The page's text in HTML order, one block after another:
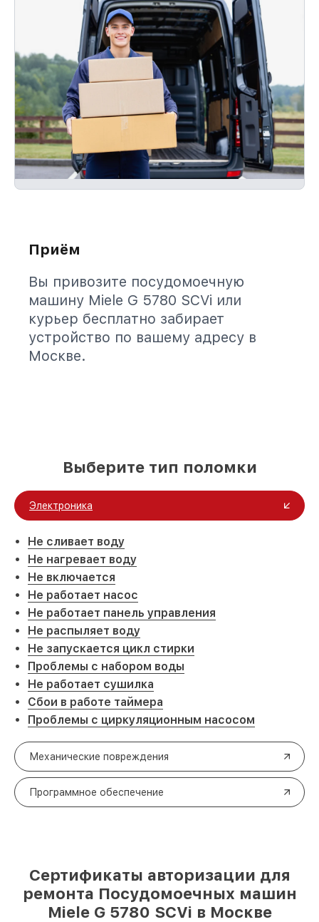
Приём
Вы привозите посудомоечную
машину Miele G 5780 SCVi или
курьер бесплатно забирает
устройство по вашему адресу в
Москве.
Выберите тип поломки
Электроника
Не сливает воду
Не нагревает воду
Не включается
Не работает насос
Не работает панель управления
Не распыляет воду
Не запускается цикл стирки
Проблемы с набором воды
Не работает сушилка
Сбои в работе таймера
Проблемы с циркуляционным насосом
Механические повреждения
Программное обеспечение
Сертификаты авторизации для
ремонта Посудомоечных машин
Miele G 5780 SCVi в Москве